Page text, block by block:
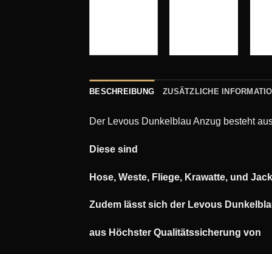
BESCHREIBUNG ZUSÄTZLICHE
Der Levous Dunkelblau Anzug besteht
Diese sind
Hose, Weste, Fliege, Krawatte, und
Zudem lässt sich der Levous
aus Höchster Qualitätssicherung von